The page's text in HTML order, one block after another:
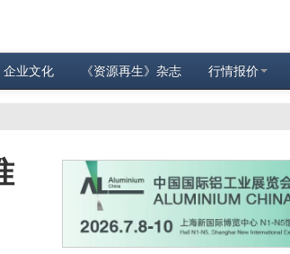
企业文化 《资源再生》杂志 行情报价